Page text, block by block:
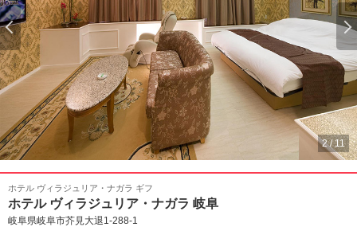
2/11
ホテル ヴィラジュリア・ナガラ ギフ
ホテル ヴィラジュリア・ナガラ 岐阜
岐阜県岐阜市芥見大退1-288-1